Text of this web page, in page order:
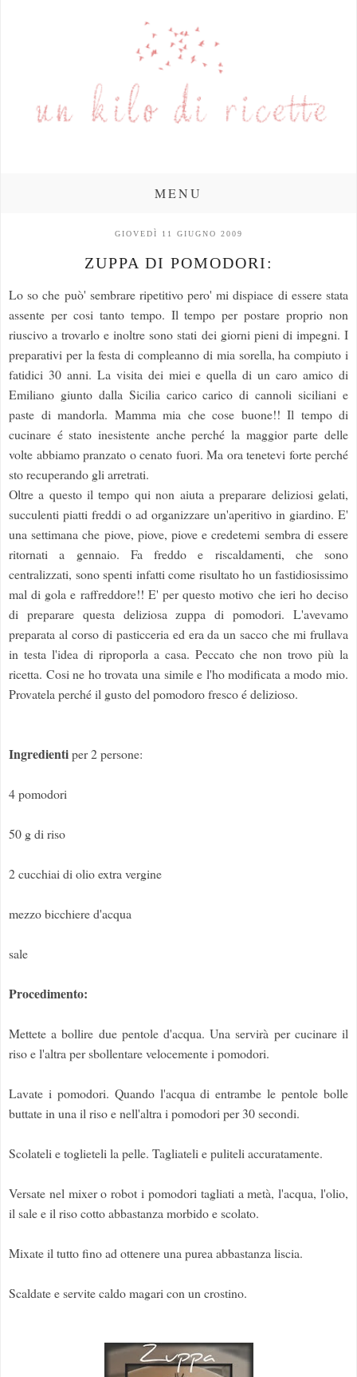
MENU
GIOVEDÌ 11 GIUGNO 2009
ZUPPA DI POMODORI:
Lo so che può' sembrare ripetitivo pero' mi dispiace di essere stata
assente per cosi tanto tempo. Il tempo per postare proprio non
riuscivo a trovarlo e inoltre sono stati dei giorni pieni di impegni. I
preparativi per la festa di compleanno di mia sorella, ha compiuto i
fatidici 30 anni. La visita dei miei e quella di un caro amico di
Emiliano giunto dalla Sicilia carico carico di cannoli siciliani e
paste di mandorla. Mamma mia che cose buone!! Il tempo di
cucinare é stato inesistente anche perché la maggior parte delle
volte abbiamo pranzato o cenato fuori. Ma ora tenetevi forte perché
sto recuperando gli arretrati.
Oltre a questo il tempo qui non aiuta a preparare deliziosi gelati,
succulenti piatti freddi o ad organizzare un'aperitivo in giardino. E'
una settimana che piove, piove, piove e credetemi sembra di essere
ritornati a gennaio. Fa freddo e riscaldamenti, che sono
centralizzati, sono spenti infatti come risultato ho un fastidiosissimo
mal di gola e raffreddore!! E' per questo motivo che ieri ho deciso
di preparare questa deliziosa zuppa di pomodori. L'avevamo
preparata al corso di pasticceria ed era da un sacco che mi frullava
in testa l'idea di riproporla a casa. Peccato che non trovo più la
ricetta. Cosi ne ho trovata una simile e l'ho modificata a modo mio.
Provatela perché il gusto del pomodoro fresco é delizioso.
Ingredientiper 2 persone:
4 pomodori
50 g di riso
2 cucchiai di olio extra vergine
mezzo bicchiere d'acqua
sale
Procedimento:
Mettete a bollire due pentole d'acqua. Una servirà per cucinare il
riso e l'altra per sbollentare velocemente i pomodori.
Lavate i pomodori. Quando l'acqua di entrambe le pentole bolle
buttate in una il riso e nell'altra i pomodori per 30 secondi.
Scolateli e toglieteli la pelle. Tagliateli e puliteli accuratamente.
Versate nel mixer o robot i pomodori tagliati a metà, l'acqua, l'olio,
il sale e il riso cotto abbastanza morbido e scolato.
Mixate il tutto fino ad ottenere una purea abbastanza liscia.
Scaldate e servite caldo magari con un crostino.